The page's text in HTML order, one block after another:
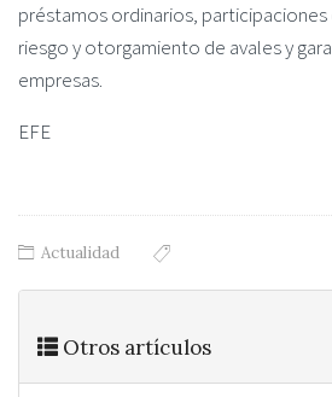
préstamos ordinarios,
riesgo y otorgamiento de avales y
empresas.
EFE
Actualidad
Otros artículos